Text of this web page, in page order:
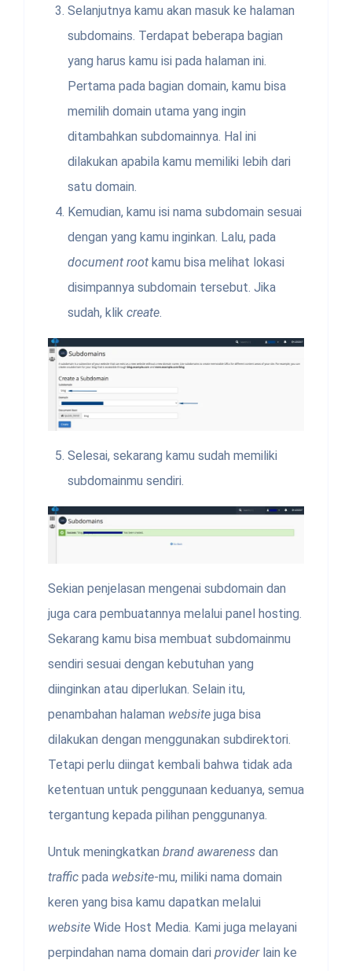
Selanjutnya kamu akan masuk ke halaman
subdomains. Terdapat beberapa bagian
yang harus kamu isi pada halaman ini.
Pertama pada bagian domain, kamu bisa
memilih domain utama yang ingin
ditambahkan subdomainnya. Hal ini
dilakukan apabila kamu memiliki lebih dari
satu domain.
Kemudian, kamu isi nama subdomain sesuai
dengan yang kamu inginkan. Lalu, pada
document root kamu bisa melihat lokasi
disimpannya subdomain tersebut. Jika
sudah, klik create.
Selesai, sekarang kamu sudah memiliki
subdomainmu sendiri.
Sekian penjelasan mengenai subdomain dan
juga cara pembuatannya melalui panel hosting.
Sekarang kamu bisa membuat subdomainmu
sendiri sesuai dengan kebutuhan yang
diinginkan atau diperlukan. Selain itu,
penambahan halaman website juga bisa
dilakukan dengan menggunakan subdirektori.
Tetapi perlu diingat kembali bahwa tidak ada
ketentuan untuk penggunaan keduanya, semua
tergantung kepada pilihan penggunanya.
Untuk meningkatkan brand awareness dan
traffic pada website-mu, miliki nama domain
keren yang bisa kamu dapatkan melalui
website Wide Host Media. Kami juga melayani
perpindahan nama domain dari provider lain ke